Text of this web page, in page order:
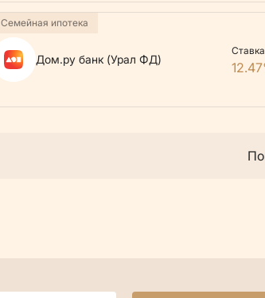
Дом.ру банк (Урал ФД)
Семейная ипотека